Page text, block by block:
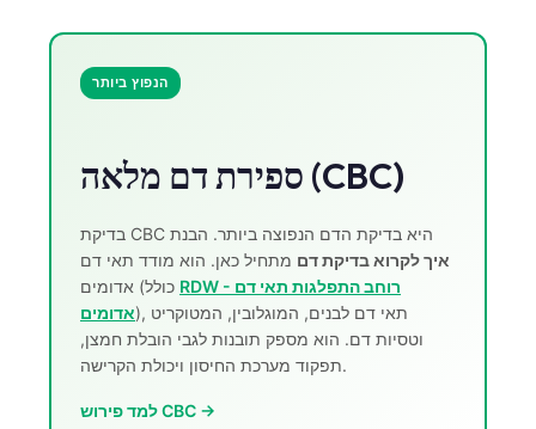
הנפוץ ביותר
ספירת דם מלאה (CBC)
בדיקת CBC היא בדיקת הדם הנפוצה ביותר. הבנת
איך לקרוא בדיקת דם מתחיל כאן. הוא מודד תאי דם
RDW - רוחב התפלגות תאי דם
אדומים), תאי דם לבנים, המוגלובין, המטוקריט
וטסיות דם. הוא מספק תובנות לגבי הובלת חמצן,
תפקוד מערכת החיסון ויכולת הקרישה.
למד פירוש CBC → Esperanto
Frysk
Ślōnskŏ gŏdka
Norsk bokmål